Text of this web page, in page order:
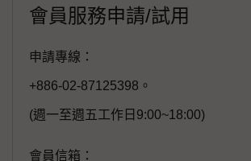
會員服務申請/試用
申請專線：
+886-02-87125398。
(週一至週五工作日9:00~18:00)
會員信箱：